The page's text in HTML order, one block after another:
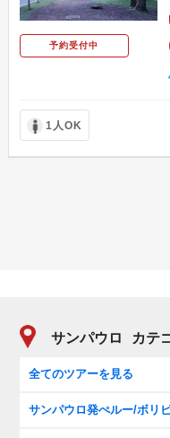
予約受付中
1人OK
サンパウロ カテ
全てのツアーを見る
サンパウロ発ぺルー/ボリ